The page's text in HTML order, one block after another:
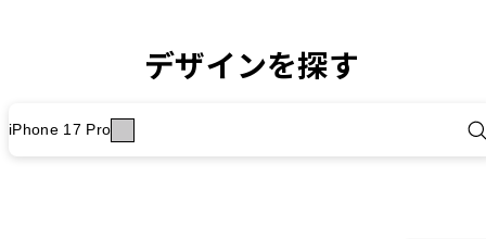
デザインを探す
iPhone 17 Pro